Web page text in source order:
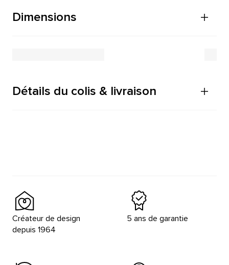
Dimensions
Détails du colis & livraison
Créateur de design
depuis 1964
5 ans de garantie